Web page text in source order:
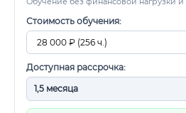
Стоимость обучения:
Доступная рассрочка: